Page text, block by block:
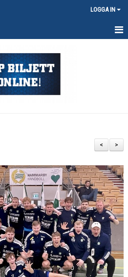
LOGGA IN
>
<